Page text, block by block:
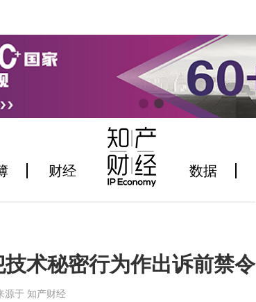
财经 数据
术秘密行为作出诉前禁令
源于 知产财经